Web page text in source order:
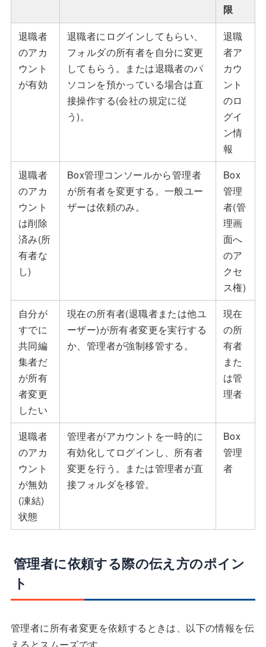
限
退職者
のアカ
ウント
が有効
退職者にログインしてもらい、
フォルダの所有者を自分に変更
してもらう。または退職者のパ
ソコンを預かっている場合は直
接操作する(会社の規定に従
う)。
退職
者ア
カウ
ント
のロ
グイ
ン情
報
退職者
のアカ
ウント
は削除
済み(所
有者な
し)
Box管理コンソールから管理者
が所有者を変更する。一般ユー
ザーは依頼のみ。
Box
管理
者(管
理画
面へ
のア
クセ
ス権)
自分が
すでに
共同編
集者だ
が所有
者変更
したい
現在の所有者(退職者または他ユ
ーザー)が所有者変更を実行する
か、管理者が強制移管する。
現在
の所
有者
また
は管
理者
退職者
のアカ
ウント
が無効
(凍結)
状態
管理者がアカウントを一時的に
有効化してログインし、所有者
変更を行う。または管理者が直
接フォルダを移管。
Box
管理
者
管理者に依頼する際の伝え方のポイン
ト
管理者に所有者変更を依頼するときは、以下の情報を伝
えるとスムーズです。